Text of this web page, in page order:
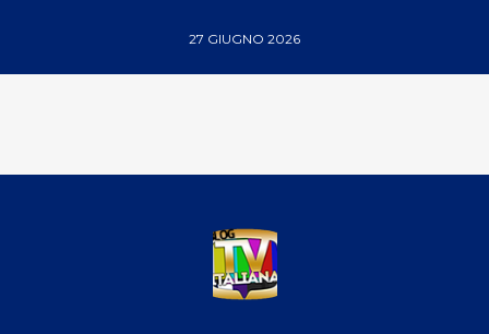
27 GIUGNO 2026